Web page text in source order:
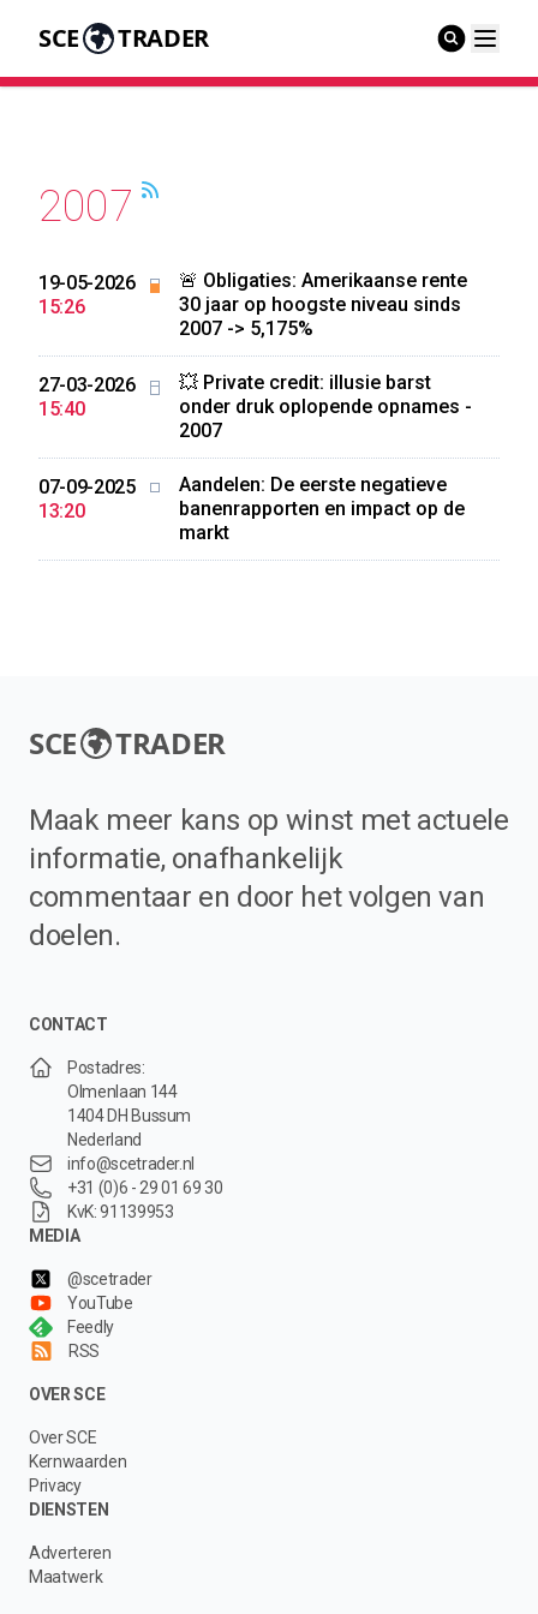
SCE TRADER
2007
19-05-2026
15:26
🚨 Obligaties: Amerikaanse rente
30 jaar op hoogste niveau sinds
2007 -> 5,175%
27-03-2026
15:40
💥 Private credit: illusie barst
onder druk oplopende opnames -
2007
07-09-2025
13:20
Aandelen: De eerste negatieve
banenrapporten en impact op de
markt
SCE TRADER
Maak meer kans op winst met actuele
informatie, onafhankelijk
commentaar en door het volgen van
doelen.
CONTACT
Postadres:
Olmenlaan 144
1404 DH Bussum
Nederland
info@scetrader.nl
+31 (0)6 - 29 01 69 30
KvK: 91139953
MEDIA
@scetrader
YouTube
Feedly
RSS
OVER SCE
Over SCE
Kernwaarden
Privacy
DIENSTEN
Adverteren
Maatwerk